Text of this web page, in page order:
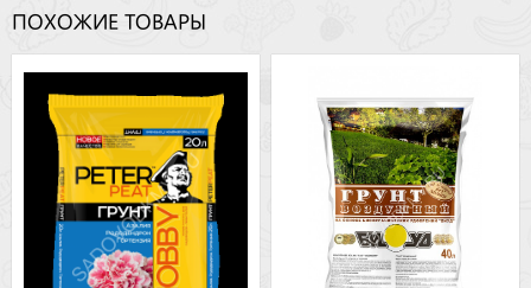
ПОХОЖИЕ ТОВАРЫ